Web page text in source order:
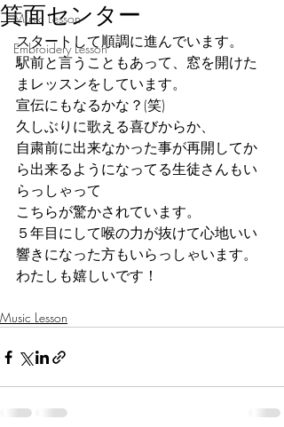
Music Lesson
Embroidery Lesson
箕面センター
スタートして順調に進んでいます。
駅前と言うこともあって、窓を開けた
まレッスンをしています。
宣伝にもなるかな？(笑)
久しぶりに歌える喜びからか、
自粛前に出来なかった事が再開してか
ら出来るようになってる生徒さんもい
らっしゃって
こちらが驚かされています。
５年目にして喉の力が抜けて心地いい
響きになった方もいらっしゃいます。
わたしも嬉しいです！
Music Lesson